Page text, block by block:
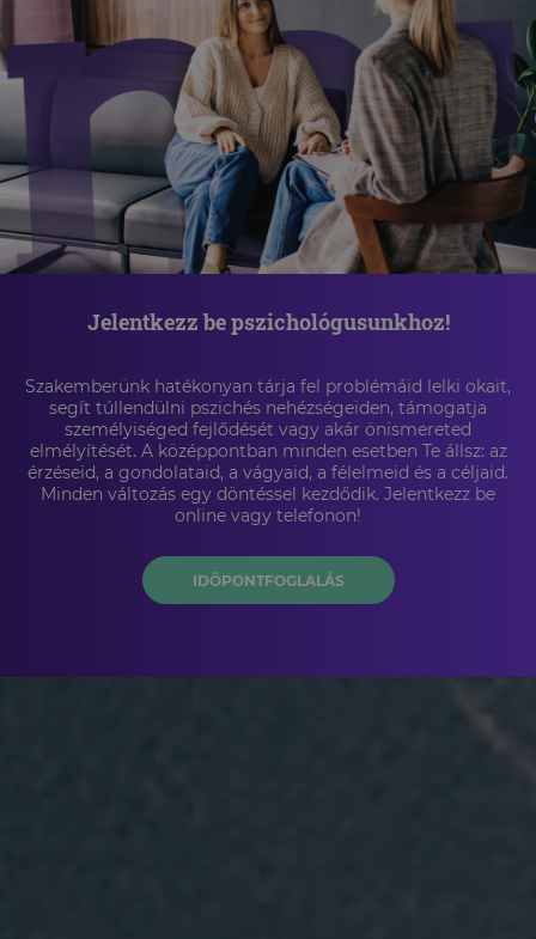
Jelentkezz be pszichológusunkhoz!
Szakemberünk hatékonyan tárja fel problémáid lelki okait,
segít túllendülni pszichés nehézségeiden, támogatja
személyiséged fejlődését vagy akár önismereted
elmélyítését. A középpontban minden esetben Te állsz: az
érzéseid, a gondolataid, a vágyaid, a félelmeid és a céljaid.
Minden változás egy döntéssel kezdődik. Jelentkezz be
online vagy telefonon!
IDŐPONTFOGLALÁS